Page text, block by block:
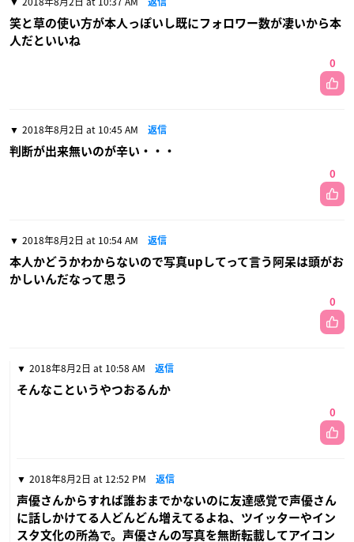
笑と草の使い方が本人っぽいし既にフォロワー数が凄いから本
人だといいね
0
2018年8月2日 at 10:45 AM 返信
判断が出来無いのが辛い・・・
0
2018年8月2日 at 10:54 AM 返信
本人かどうかわからないので写真upしてって言う阿呆は頭がお
かしいんだなって思う
0
2018年8月2日 at 10:58 AM 返信
そんなこというやつおるんか
0
2018年8月2日 at 12:52 PM 返信
声優さんからすれば誰おまでかないのに友達感覚で声優さん
に話しかけてる人どんどん増えてるよね、ツイッターやイン
スタ文化の所為で。声優さんの写真を無断転載してアイコン